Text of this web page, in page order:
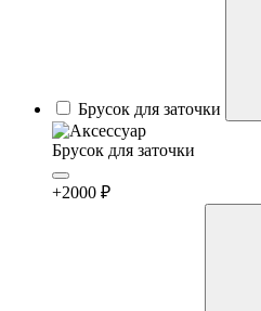
Брусок для заточки
Брусок для заточки
+2000 ₽